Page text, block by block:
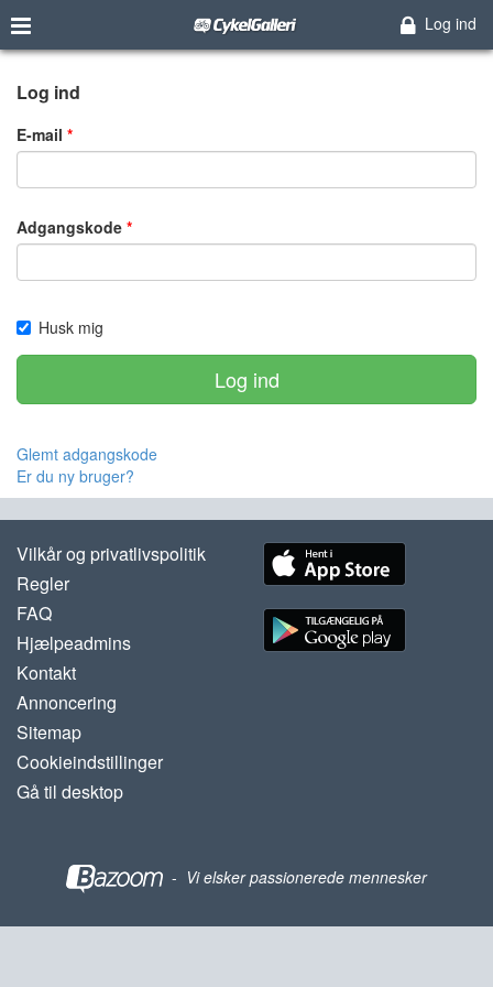
Log ind
Log ind
E-mail
Adgangskode
Husk mig
Log ind
Glemt adgangskode
Er du ny bruger?
Vilkår og privatlivspolitik
Regler
FAQ
Hjælpeadmins
Kontakt
Annoncering
Sitemap
Cookieindstillinger
Gå til desktop
- Vi elsker passionerede mennesker